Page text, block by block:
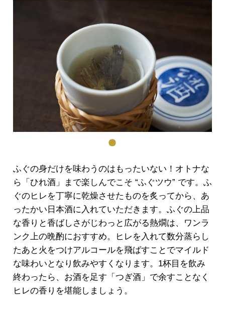
ふぐの身だけを味わうのはもったいない！オトナな
ら「ひれ酒」まで楽しんでこそ “ふぐツウ” です。ふ
ぐのヒレを丁寧に乾燥させたものを炙ってから、あ
ったかい日本酒に入れていただきます。ふぐの上品
な香りと香ばしさがじわっと広がる熱燗は、ワンラ
ンク上の晩酌におすすめ。ヒレを入れて数分蒸らし
たあと火をつけアルコールを飛ばすことでマイルド
な味わいとなり飲みやすくなります。1杯目を飲み
終わったら、お酒を足す「つぎ酒」で余すことなく
ヒレの香りを堪能しましょう。